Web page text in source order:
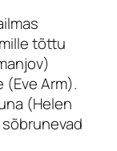
tõttu
(Eve Arm).
(Helen